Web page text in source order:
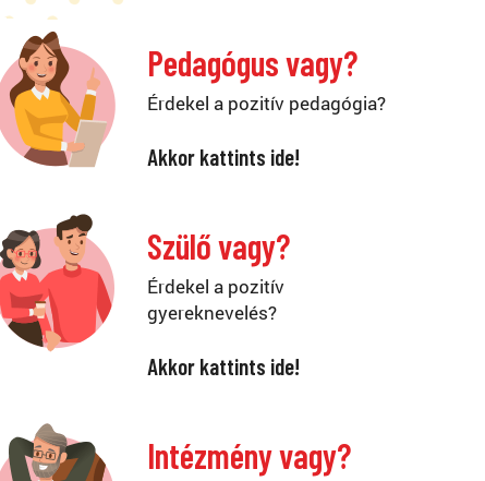
Pedagógus vagy?
Érdekel a pozitív pedagógia?
Akkor kattints ide!
Szülő vagy?
Érdekel a pozitív
gyereknevelés?
Akkor kattints ide!
Intézmény vagy?